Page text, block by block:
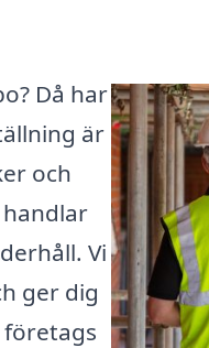
Då har
är
och
Vi
ger dig